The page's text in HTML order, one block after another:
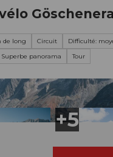
de long Circuit
Difficulté:
Superbe panorama Tour